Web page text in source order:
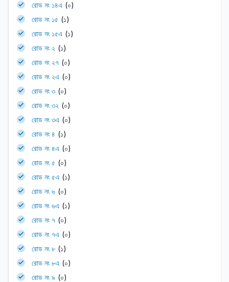
রোড নং ১৪এ (০)
রোড নং ১৫ (১)
রোড নং ১৫এ (১)
রোড নং ২ (১)
রোড নং ২৭ (০)
রোড নং ২এ (০)
রোড নং ৩ (০)
রোড নং ৩২ (০)
রোড নং ৩এ (০)
রোড নং ৪ (১)
রোড নং ৪এ (০)
রোড নং ৫ (০)
রোড নং ৫এ (১)
রোড নং ৬ (০)
রোড নং ৬এ (১)
রোড নং ৭ (০)
রোড নং ৭এ (০)
রোড নং ৮ (১)
রোড নং ৮এ (০)
রোড নং ৯ (০)